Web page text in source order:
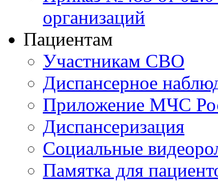
организаций
Пациентам
Участникам СВО
Диспансерное
Приложение МЧС
Диспансеризация
Социальные
Памятка для